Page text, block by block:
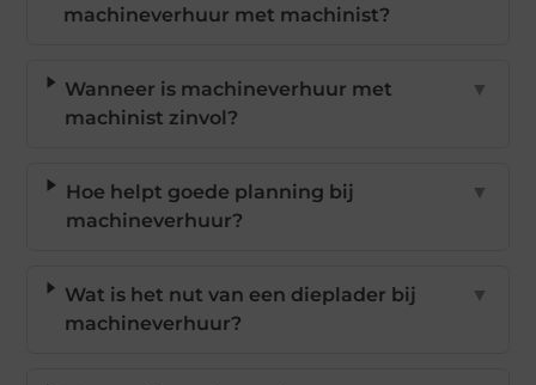
machineverhuur met machinist?
Wanneer is machineverhuur met
machinist zinvol?
▼
Hoe helpt goede planning bij
machineverhuur?
▼
Wat is het nut van een dieplader bij
machineverhuur?
▼